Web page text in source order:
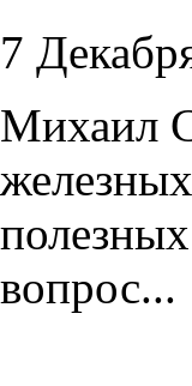
7
Михаил
вопрос...